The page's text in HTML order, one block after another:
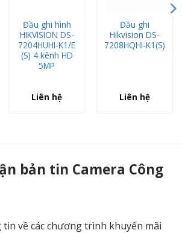
Đầu ghi hình
HIKVISION DS-
7204HUHI-K1/E
(S) 4 kênh HD
5MP
Liên hệ
Đầu ghi
Hikvision DS-
7208HQHI-K1(S)
Liên hệ
bản tin Camera Công
về các chương trình khuyến mãi